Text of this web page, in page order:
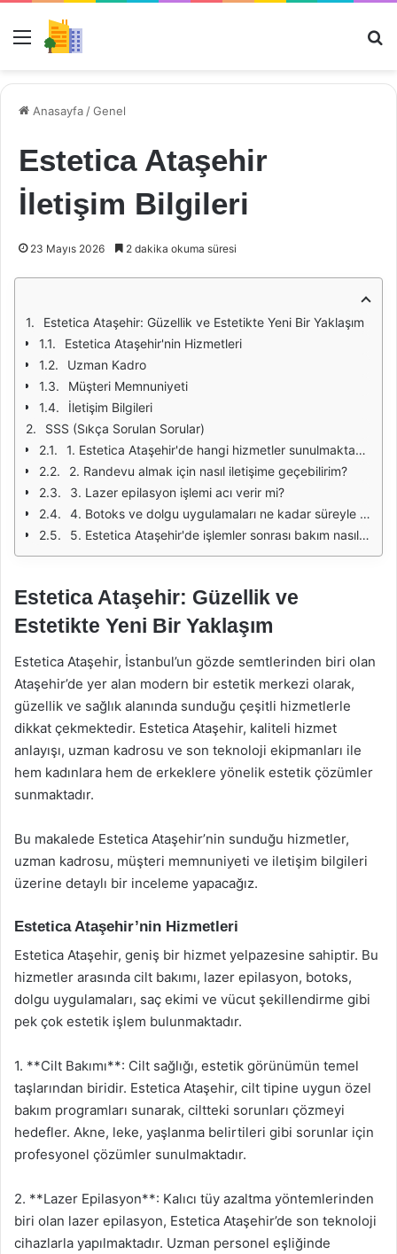
Menü
Anasayfa /Genel
Estetica Ataşehir
İletişim Bilgileri
23 Mayıs 2026 2 dakika okuma süresi
Estetica Ataşehir: Güzellik ve Estetikte Yeni Bir Yaklaşım
Estetica Ataşehir'nin Hizmetleri
Uzman Kadro
Müşteri Memnuniyeti
İletişim Bilgileri
SSS (Sıkça Sorulan Sorular)
1. Estetica Ataşehir'de hangi hizmetler sunulmaktadır?
2. Randevu almak için nasıl iletişime geçebilirim?
3. Lazer epilasyon işlemi acı verir mi?
4. Botoks ve dolgu uygulamaları ne kadar süreyle etkilidir?
5. Estetica Ataşehir'de işlemler sonrası bakım nasıl yapılmaktadır?
Estetica Ataşehir: Güzellik ve
Estetikte Yeni Bir Yaklaşım
Estetica Ataşehir, İstanbul’un gözde semtlerinden biri olan
Ataşehir’de yer alan modern bir estetik merkezi olarak,
güzellik ve sağlık alanında sunduğu çeşitli hizmetlerle
dikkat çekmektedir. Estetica Ataşehir, kaliteli hizmet
anlayışı, uzman kadrosu ve son teknoloji ekipmanları ile
hem kadınlara hem de erkeklere yönelik estetik çözümler
sunmaktadır.
Bu makalede Estetica Ataşehir’nin sunduğu hizmetler,
uzman kadrosu, müşteri memnuniyeti ve iletişim bilgileri
üzerine detaylı bir inceleme yapacağız.
Estetica Ataşehir’nin Hizmetleri
Estetica Ataşehir, geniş bir hizmet yelpazesine sahiptir. Bu
hizmetler arasında cilt bakımı, lazer epilasyon, botoks,
dolgu uygulamaları, saç ekimi ve vücut şekillendirme gibi
pek çok estetik işlem bulunmaktadır.
1. **Cilt Bakımı**: Cilt sağlığı, estetik görünümün temel
taşlarından biridir. Estetica Ataşehir, cilt tipine uygun özel
bakım programları sunarak, ciltteki sorunları çözmeyi
hedefler. Akne, leke, yaşlanma belirtileri gibi sorunlar için
profesyonel çözümler sunulmaktadır.
2. **Lazer Epilasyon**: Kalıcı tüy azaltma yöntemlerinden
biri olan lazer epilasyon, Estetica Ataşehir’de son teknoloji
cihazlarla yapılmaktadır. Uzman personel eşliğinde